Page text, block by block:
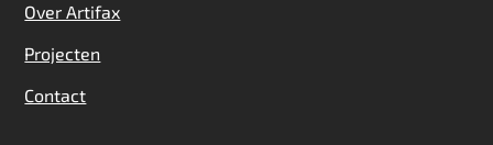
Over Artifax
Projecten
Contact